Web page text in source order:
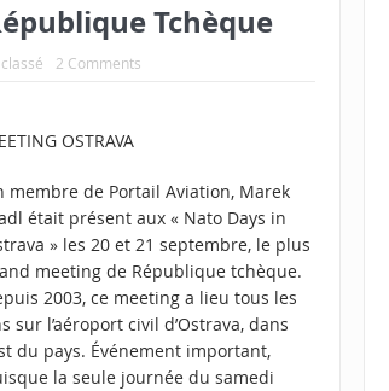
Tchèque
2 Comments
OSTRAVA
membre de Portail Aviation, Marek
était présent aux « Nato Days in
» les 20 et 21 septembre, le plus
meeting de République tchèque.
2003, ce meeting a lieu tous les
sur l’aéroport civil d’Ostrava, dans
du pays. Événement important,
la seule journée du samedi